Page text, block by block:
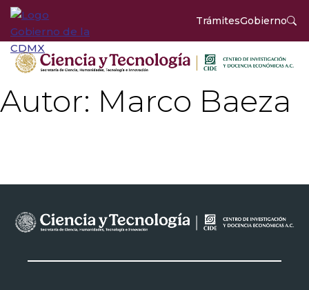
TrámitesGobierno
Autor: Marco Baeza